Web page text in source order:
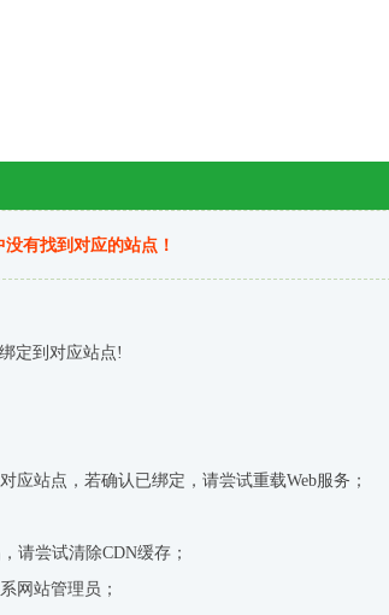
有找到对应的站点！
定到对应站点!
应站点，若确认已绑定，请尝试重载Web服务；
请尝试清除CDN缓存；
网站管理员；